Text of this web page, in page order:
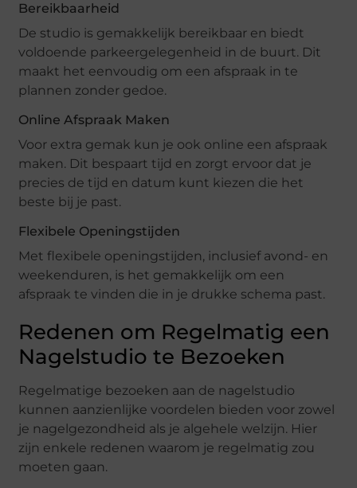
Bereikbaarheid
De studio is gemakkelijk bereikbaar en biedt
voldoende parkeergelegenheid in de buurt. Dit
maakt het eenvoudig om een afspraak in te
plannen zonder gedoe.
Online Afspraak Maken
Voor extra gemak kun je ook online een afspraak
maken. Dit bespaart tijd en zorgt ervoor dat je
precies de tijd en datum kunt kiezen die het
beste bij je past.
Flexibele Openingstijden
Met flexibele openingstijden, inclusief avond- en
weekenduren, is het gemakkelijk om een
afspraak te vinden die in je drukke schema past.
Redenen om Regelmatig een
Nagelstudio te Bezoeken
Regelmatige bezoeken aan de nagelstudio
kunnen aanzienlijke voordelen bieden voor zowel
je nagelgezondheid als je algehele welzijn. Hier
zijn enkele redenen waarom je regelmatig zou
moeten gaan.